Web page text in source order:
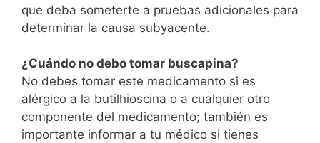
que deba someterte a pruebas adicionales para
determinar la causa subyacente.
¿Cuándo no debo tomar buscapina?
No debes tomar este medicamento si es
alérgico a la butilhioscina o a cualquier otro
componente del medicamento; también es
importante informar a tu médico si tienes